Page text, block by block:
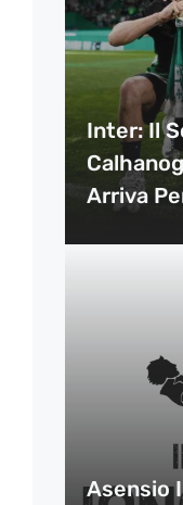
Inter: Il
Arriva
Asensio